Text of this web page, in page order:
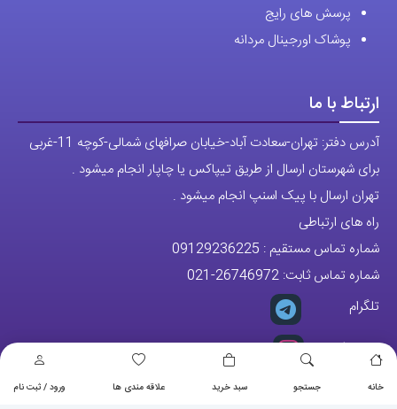
خانه جستجو سبد خرید علاقه مندی ها ورود / ثبت نام
پرسش های رایج
پوشاک اورجینال مردانه
ارتباط با ما
آدرس دفتر: تهران-سعادت آباد-خیابان صرافهای شمالی-کوچه 11-غربی
برای شهرستان ارسال از طریق تیپاکس یا چاپار انجام میشود .
تهران ارسال با پیک اسنپ انجام میشود .
راه های ارتباطی
شماره تماس مستقیم : 09129236225
شماره تماس ثابت: 26746972
-021
تلگرام
پیج ساعت